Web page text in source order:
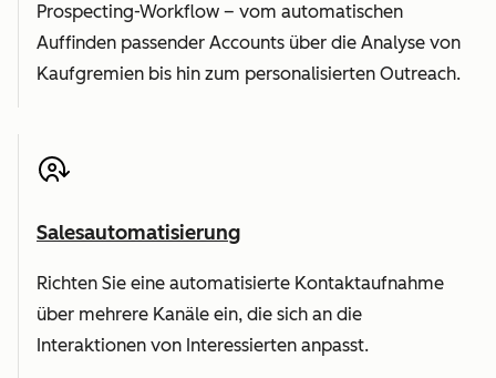
Prospecting-Workflow – vom automatischen
Auffinden passender Accounts über die Analyse von
Kaufgremien bis hin zum personalisierten Outreach.
Salesautomatisierung
Richten Sie eine automatisierte Kontaktaufnahme
über mehrere Kanäle ein, die sich an die
Interaktionen von Interessierten anpasst.